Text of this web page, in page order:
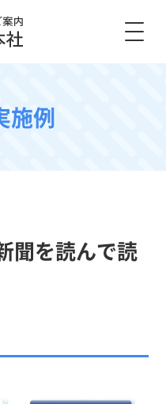
施例
聞を読んで読